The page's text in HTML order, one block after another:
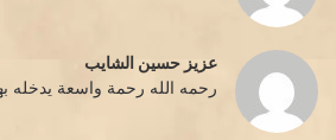
عزيز حسين الشايب
رحمه الله رحمة واسعة يدخله